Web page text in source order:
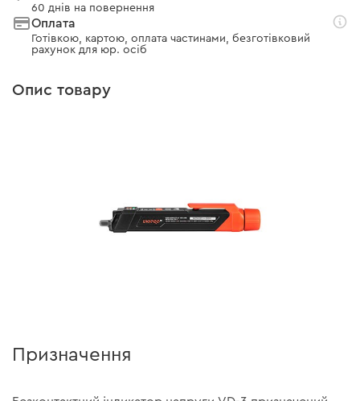
60 днів на повернення
Оплата
Готівкою, картою, оплата частинами, безготівковий
рахунок для юр. осіб
Опис товару
Призначення